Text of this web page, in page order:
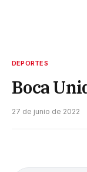
DEPORTES
Boca
27 de junio de 2022